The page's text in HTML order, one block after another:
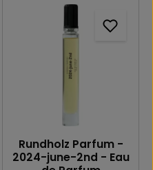
Rundholz Parfum -
2024-june-2nd - Eau